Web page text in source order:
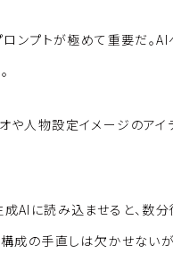
ンプトが極めて重要だ。
や人物設定イメージのアイ
AIに読み込ませると、数
成の手直しは欠かせない